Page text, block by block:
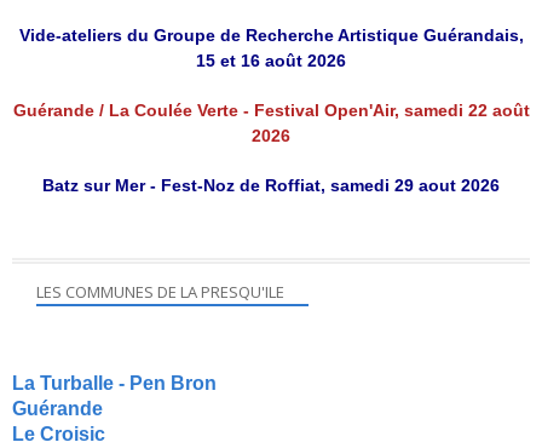
Vide-ateliers du Groupe de Recherche Artistique Guérandais,
15 et 16 août 2026
Guérande / La Coulée Verte - Festival Open'Air, samedi 22 août
2026
Batz sur Mer - Fest-Noz de Roffiat, samedi 29 aout 2026
LES COMMUNES DE LA PRESQU'ILE
La Turballe - Pen Bron
Guérande
Le Croisic